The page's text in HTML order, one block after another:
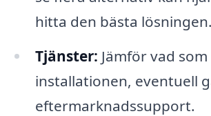
hitta den bästa lösningen.
Tjänster: Jämför vad
installationen, eventuell
eftermarknadssupport.